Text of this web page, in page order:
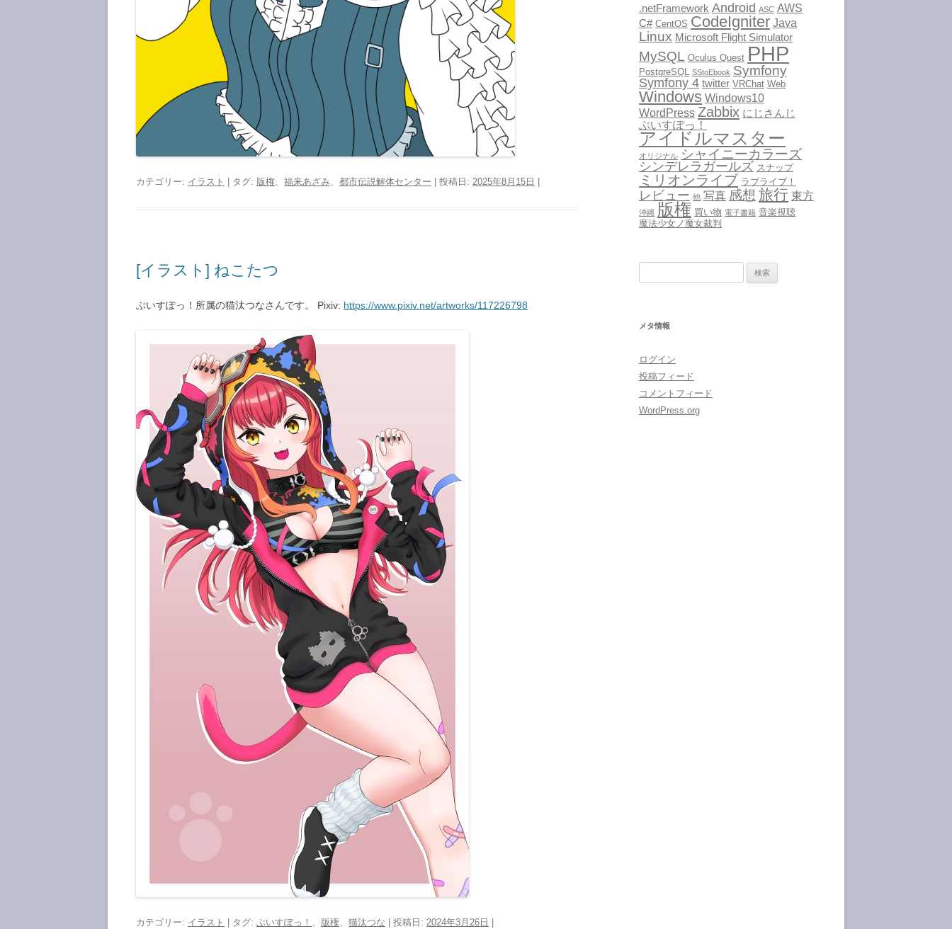
カテゴリー: イラスト | タグ: 版権、 福来あざみ、 都市伝説解体センター | 投稿日: 2025年8月15日
[イラスト] ねこたつ
ぶいすぽっ！所属の猫汰つなさんです。 Pixiv: https://www.pixiv.net/artworks/117226798
カテゴリー: イラスト | タグ: ぶいすぽっ！ 、 版権、 猫汰つな | 投稿日: 2024年3月26日
.netFramework Android ASC AWS
C# CentOS CodeIgniter Java
Linux Microsoft Flight Simulator
MySQL Oculus Quest PHP
PostgreSQL SStoEbook Symfony
Symfony 4 twitter VRChat Web
Windows Windows10
WordPress Zabbix にじさんじ
ぶいすぽっ！
アイドルマスター
オリジナル シャイニーカラーズ
シンデレラガールズ スナップ
ミリオンライブ ラブライブ！
レビュー 他 写真 感想 旅行 東方
沖縄 版権 買い物 電子書籍 音楽視聴
魔法少女ノ魔女裁判
メタ情報
ログイン
投稿フィード
コメントフィード
WordPress.org